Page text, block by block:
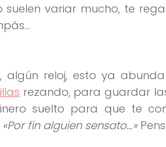
variar mucho, te
reloj, esto ya
rezando, para guardar
suelto para que te
«Por fin alguien sensato…»